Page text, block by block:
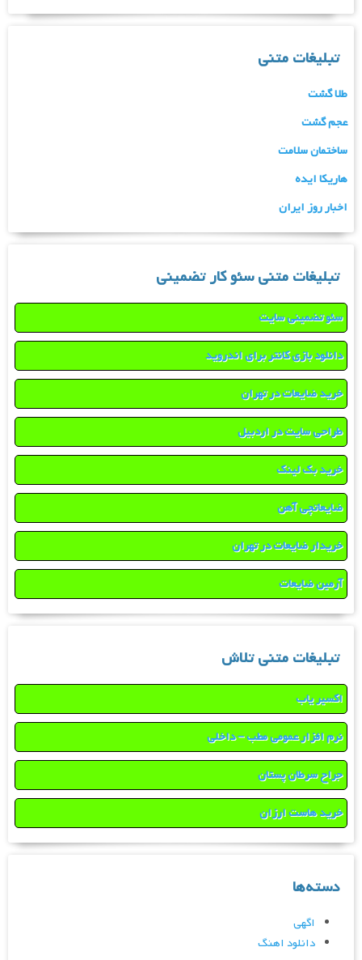
تبلیغات متنی
طلا گشت
عجم گشت
ساختمان سلامت
هاریکا ایده
اخبار روز ایران
تبلیغات متنی سئو کار تضمینی
سئو تضمینی سایت
دانلود بازی کانتر برای اندروید
خرید ضایعات در تهران
طراحی سایت در اردبیل
خرید بک لینک
ضایعاتچی آهن
خریدار ضایعات در تهران
آرمین ضایعات
تبلیغات متنی تلاش
اکسیر یاب
نرم افزار عمومی مطب – داخلی
جراح سرطان پستان
خرید هاست ارزان
دسته‌ها
اگهی
دانلود اهنگ